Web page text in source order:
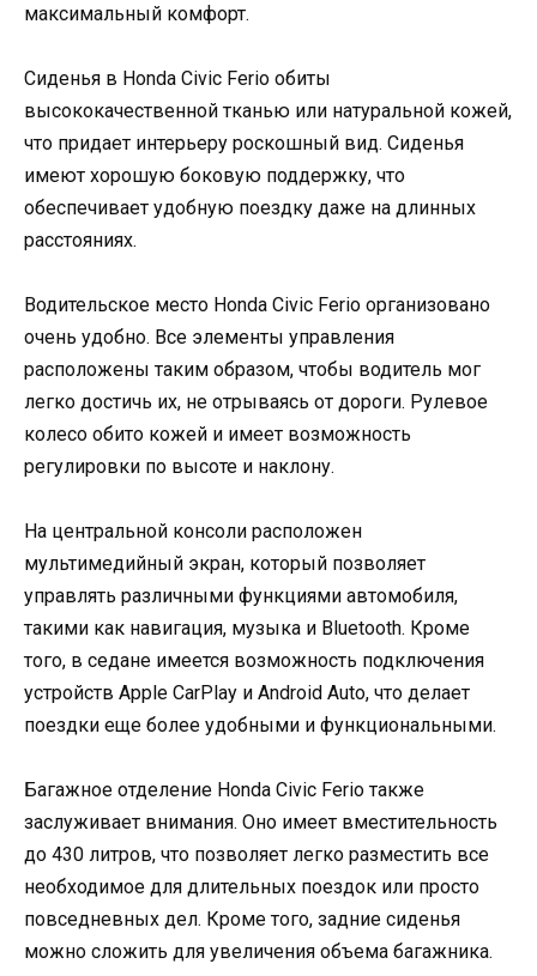
максимальный комфорт.
Сиденья в Honda Civic Ferio обиты
высококачественной тканью или натуральной кожей,
что придает интерьеру роскошный вид. Сиденья
имеют хорошую боковую поддержку, что
обеспечивает удобную поездку даже на длинных
расстояниях.
Водительское место Honda Civic Ferio организовано
очень удобно. Все элементы управления
расположены таким образом, чтобы водитель мог
легко достичь их, не отрываясь от дороги. Рулевое
колесо обито кожей и имеет возможность
регулировки по высоте и наклону.
На центральной консоли расположен
мультимедийный экран, который позволяет
управлять различными функциями автомобиля,
такими как навигация, музыка и Bluetooth. Кроме
того, в седане имеется возможность подключения
устройств Apple CarPlay и Android Auto, что делает
поездки еще более удобными и функциональными.
Багажное отделение Honda Civic Ferio также
заслуживает внимания. Оно имеет вместительность
до 430 литров, что позволяет легко разместить все
необходимое для длительных поездок или просто
повседневных дел. Кроме того, задние сиденья
можно сложить для увеличения объема багажника.